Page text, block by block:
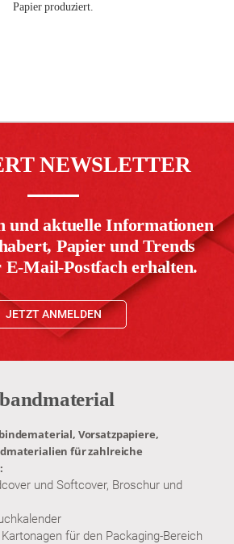
Papier produziert.
NEWSLETTER
und aktuelle Informationen
Papier und Trends
Mail-Postfach erhalten.
JETZT ANMELDEN
Vorsatzpapiere,
für zahlreiche
und Softcover, Broschur und
für den Packaging-Bereich